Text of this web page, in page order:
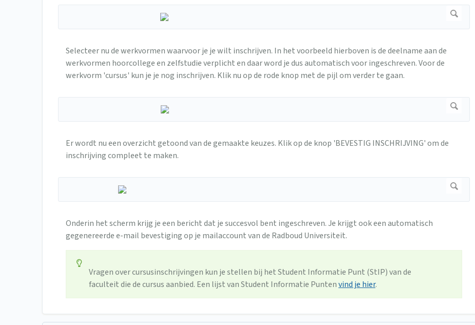
Selecteer nu de werkvormen waarvoor je je wilt inschrijven. In het voorbeeld hierboven is de deelname aan de
werkvormen hoorcollege en zelfstudie verplicht en daar word je dus automatisch voor ingeschreven. Voor de
werkvorm 'cursus' kun je je nog inschrijven. Klik nu op de rode knop met de pijl om verder te gaan.
Er wordt nu een overzicht getoond van de gemaakte keuzes. Klik op de knop 'BEVESTIG INSCHRIJVING' om de
inschrijving compleet te maken.
Onderin het scherm krijg je een bericht dat je succesvol bent ingeschreven. Je krijgt ook een automatisch
gegenereerde e-mail bevestiging op je mailaccount van de Radboud Universiteit.
Vragen over cursusinschrijvingen kun je stellen bij het Student Informatie Punt (StIP) van de
faculteit die de cursus aanbied. Een lijst van Student Informatie Puntenvind je hier.